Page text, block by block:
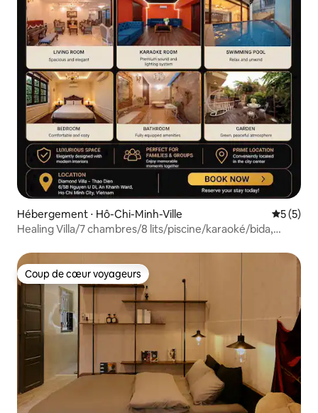
Hébergement ⋅ Hô-Chi-Minh-Ville
5 (5)
Healing Villa/7 chambres/8 lits/piscine/karaoké/bida,
Coup de cœur voyageurs
Coup de cœur voyageurs